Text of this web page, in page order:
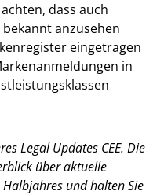
dass auch
anzusehen
eingetragen
in
Legal Updates CEE. Die
über aktuelle
und halten Sie